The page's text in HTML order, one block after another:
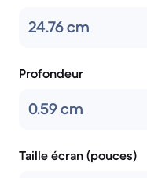
24.76 cm
Profondeur
0.59 cm
Taille écran (pouces)